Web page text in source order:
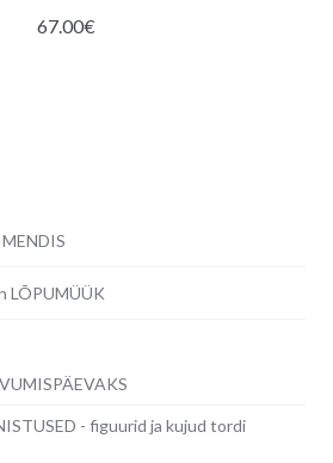
67.00€
LÕPUMÜÜK
- figuurid ja kujud tordi